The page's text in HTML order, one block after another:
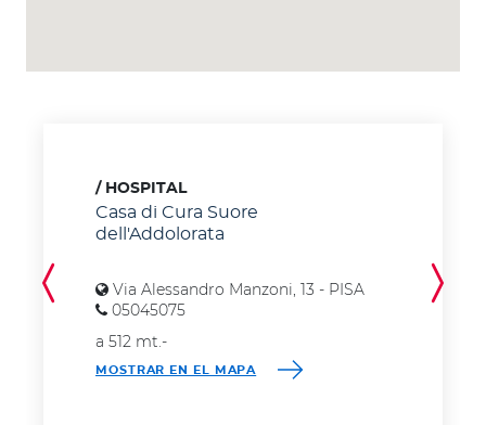
HOSPITAL
Casa di Cura Suore
dell'Addolorata
Via Alessandro Manzoni, 13 - PISA
05045075
a 512 mt.-
MOSTRAR EN EL MAPA